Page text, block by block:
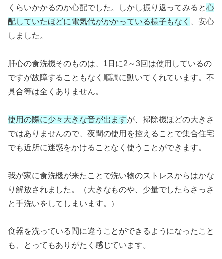
くらいかかるのか心配でした。しかし振り返ってみると心
配していたほどに電気代がかかっている様子もなく
、安心
しました。
肝心の食洗機そのものは、1日に2～3回は使用しているの
ですが故障することもなく順調に動いてくれています。不
具合等は全くありません。
使用の際に少々大きな音が出ますが、掃除機ほどの大きさ
ではありませんので、夜間の使用を控えることで集合住宅
でも近所に迷惑をかけることなく使うことができます。
我が家に食洗機が来たことで洗い物のストレスからはかな
り解放されました。（大きなものや、少量でしたらさっさ
と手洗いをしてしまいます。）
食器を洗っている間に違うことができるようになったこと
も、とってもありがたく感じています。